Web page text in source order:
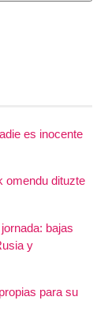
es inocente
omendu dituzte
bajas
y
para su